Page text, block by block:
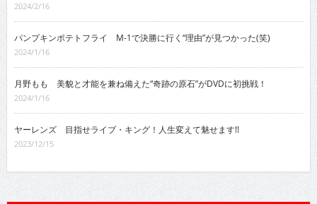
2024/2/16
パンプキンポテトフライ M-1で決勝に行く“理由”が見つかった(笑)
2024/1/16
月野もも 美貌と才能を兼ね備えた“奇跡の原石”がDVDに初挑戦！
2024/1/16
ヤーレンズ 目指せライブ・キング！人生変えて魅せます!!
2023/12/15